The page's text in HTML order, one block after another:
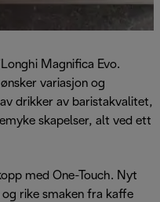
Magnifica Evo.
variasjon og
drikker av baristakvalitet,
skapelser, alt ved ett
med One-Touch. Nyt
rike smaken fra kaffe